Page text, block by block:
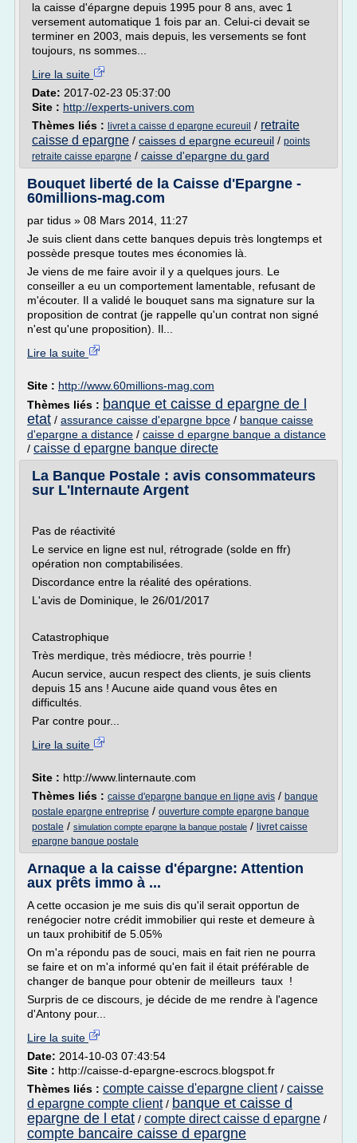
la caisse d'épargne depuis 1995 pour 8 ans, avec 1
versement automatique 1 fois par an. Celui-ci devait se
terminer en 2003, mais depuis, les versements se font
toujours, ns sommes...
Lire la suite
Date: 2017-02-23 05:37:00
Site : http://experts-univers.com
Thèmes liés : livret a caisse d epargne ecureuil / retraite
caisse d epargne / caisses d epargne ecureuil / points
retraite caisse epargne / caisse d'epargne du gard
Bouquet liberté de la Caisse d'Epargne -
60millions-mag.com
par tidus » 08 Mars 2014, 11:27
Je suis client dans cette banques depuis très longtemps et
possède presque toutes mes économies là.
Je viens de me faire avoir il y a quelques jours. Le
conseiller a eu un comportement lamentable, refusant de
m'écouter. Il a validé le bouquet sans ma signature sur la
proposition de contrat (je rappelle qu'un contrat non signé
n'est qu'une proposition). Il...
Lire la suite
Site : http://www.60millions-mag.com
Thèmes liés : banque et caisse d epargne de l
etat / assurance caisse d'epargne bpce / banque caisse
d'epargne a distance / caisse d epargne banque a distance
/ caisse d epargne banque directe
La Banque Postale : avis consommateurs
sur L'Internaute Argent
Pas de réactivité
Le service en ligne est nul, rétrograde (solde en ffr)
opération non comptabilisées.
Discordance entre la réalité des opérations.
L'avis de Dominique, le 26/01/2017
Catastrophique
Très merdique, très médiocre, très pourrie !
Aucun service, aucun respect des clients, je suis clients
depuis 15 ans ! Aucune aide quand vous êtes en
difficultés.
Par contre pour...
Lire la suite
Site : http://www.linternaute.com
Thèmes liés : caisse d'epargne banque en ligne avis / banque
postale epargne entreprise / ouverture compte epargne banque
postale / simulation compte epargne la banque postale / livret caisse
epargne banque postale
Arnaque a la caisse d'épargne: Attention
aux prêts immo à ...
A cette occasion je me suis dis qu'il serait opportun de
renégocier notre crédit immobilier qui reste et demeure à
un taux prohibitif de 5.05%
On m'a répondu pas de souci, mais en fait rien ne pourra
se faire et on m'a informé qu'en fait il était préférable de
changer de banque pour obtenir de meilleurs taux !
Surpris de ce discours, je décide de me rendre à l'agence
d'Antony pour...
Lire la suite
Date: 2014-10-03 07:43:54
Site : http://caisse-d-epargne-escrocs.blogspot.fr
Thèmes liés : compte caisse d'epargne client/ caisse
d epargne compte client/ banque et caisse d
epargne de l etat / compte direct caisse d epargne /
compte bancaire caisse d epargne